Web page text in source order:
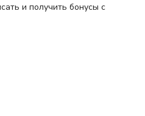
и получить бонусы с